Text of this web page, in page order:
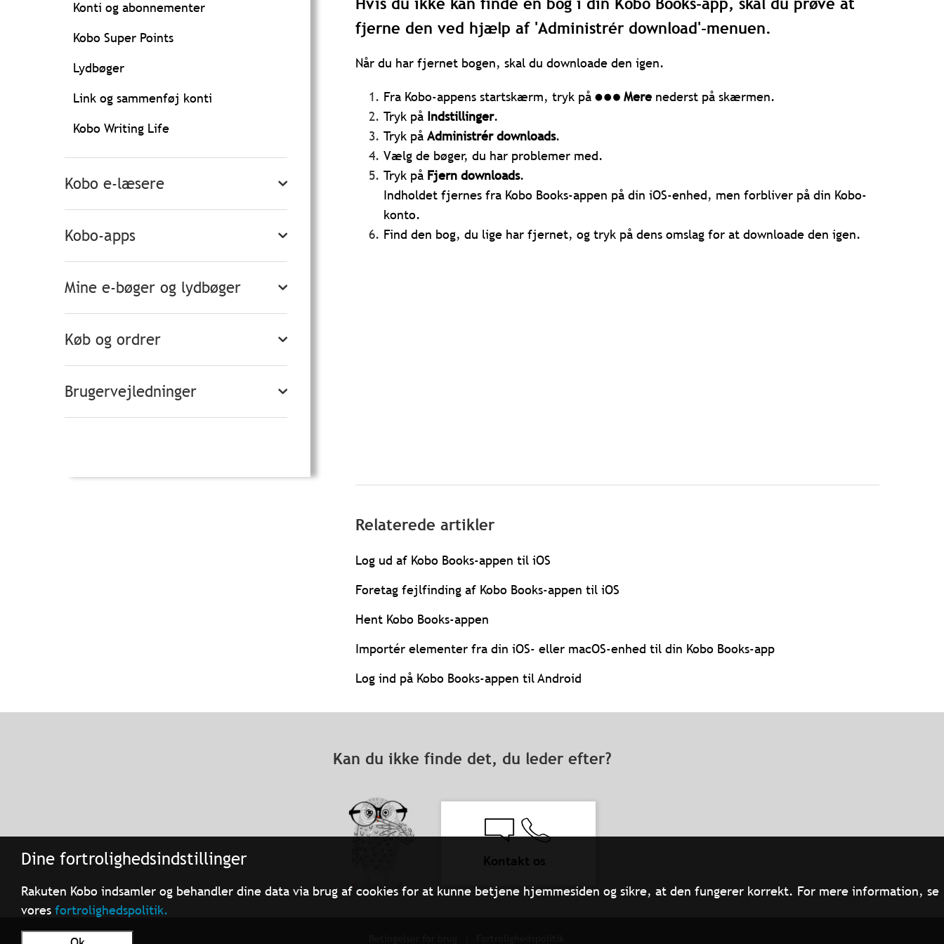
Dine fortrolighedsindstillinger
Rakuten Kobo indsamler og behandler dine data via brug af cookies for at kunne betjene hjemmesiden og sikre, at den fungerer korrekt. For mere information, se
voresfortrolighedspolitik.
Konti og abonnementer
Kobo Super Points
Lydbøger
Link og sammenføj konti
Kobo Writing Life
Kobo e-læsere
Kobo-apps
Mine e-bøger og lydbøger
Køb og ordrer
Brugervejledninger
Hvis du ikke kan finde en bog i din Kobo Books-app, skal du prøve at
fjerne den ved hjælp af 'Administrér download'-menuen.
Når du har fjernet bogen, skal du downloade den igen.
Fra Kobo-appens startskærm, tryk på Mere nederst på skærmen.
Tryk på Indstillinger.
Tryk på Administrér downloads.
Vælg de bøger, du har problemer med.
Tryk på Fjern downloads.
Indholdet fjernes fra Kobo Books-appen på din iOS-enhed, men forbliver på din Kobo-
konto.
Find den bog, du lige har fjernet, og tryk på dens omslag for at downloade den igen.
Relaterede artikler
Log ud af Kobo Books-appen til iOS
Foretag fejlfinding af Kobo Books-appen til iOS
Hent Kobo Books-appen
Importér elementer fra din iOS- eller macOS-enhed til din Kobo Books-app
Log ind på Kobo Books-appen til Android
Kan du ikke finde det, du leder efter?
Kontakt os